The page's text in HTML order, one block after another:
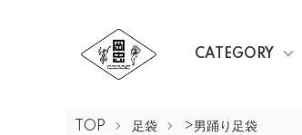
CATEGORY
TOP 足袋 >男踊り足袋